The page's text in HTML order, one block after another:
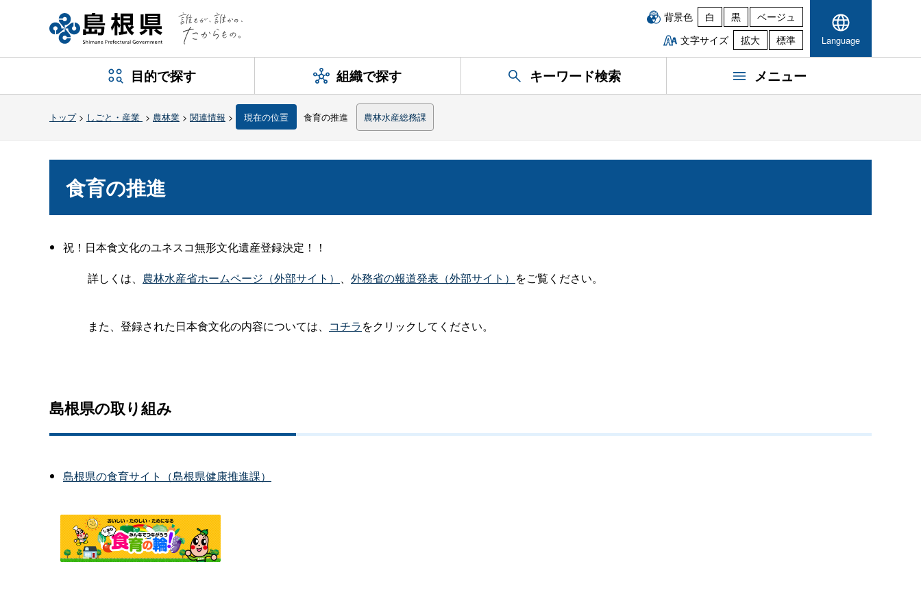
背景色 白 黒
ベージュ
文字サイズ
拡大 標準 Language
目的で探す 組織で探す キーワード検索 メニュー
トップ> しごと・産業 > 農林業 > 関連情報 > 現在の位置 食育の推進 農林水産総務課
食育の推進
祝！日本食文化のユネスコ無形文化遺産登録決定！！
詳しくは、 農林水産省ホームページ（外部サイト） 、 外務省の報道発表（外部サイト） をご覧ください。
また、登録された日本食文化の内容については、 コチラをクリックしてください。
島根県の取り組み
島根県の食育サイト（島根県健康推進課）